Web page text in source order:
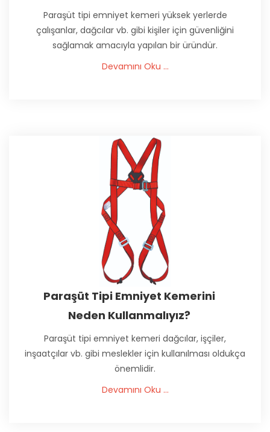
Paraşüt tipi emniyet kemeri yüksek yerlerde
çalışanlar, dağcılar vb. gibi kişiler için güvenliğini
sağlamak amacıyla yapılan bir üründür.
Devamını Oku ...
Paraşüt Tipi Emniyet Kemerini
Neden Kullanmalıyız?
Paraşüt tipi emniyet kemeri dağcılar, işçiler,
inşaatçılar vb. gibi meslekler için kullanılması oldukça
önemlidir.
Devamını Oku ...